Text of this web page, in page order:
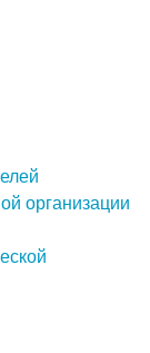
организации